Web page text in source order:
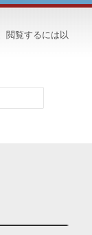
閲覧するには以